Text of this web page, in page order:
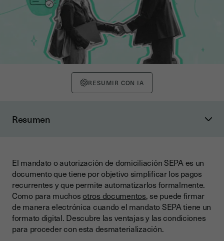
RESUMIR CON IA
Resumen
Los tipos de mandatos SEPA
Rellenar un mandato SEPA con la firma electrónica
¿Qué es una firma electrónica?
Los tipos de firma electrónica
La ventaja de la firma electrónica para los mandatos SEPA
El mandato o autorización de domiciliación SEPA es un
documento que tiene por objetivo simplificar los pagos
recurrentes y que permite automatizarlos formalmente.
Como para muchosotros documentos, se puede firmar
de manera electrónica cuando el mandato SEPA tiene un
formato digital. Descubre las ventajas y las condiciones
para proceder con esta desmaterialización.